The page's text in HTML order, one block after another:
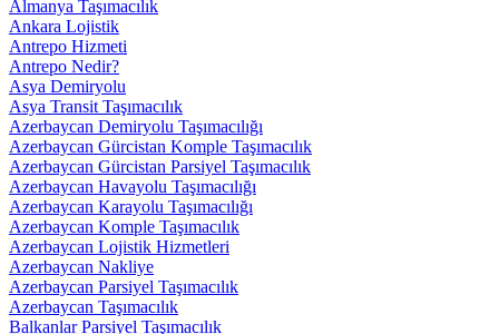
Almanya Taşımacılık
Ankara Lojistik
Antrepo Hizmeti
Antrepo Nedir?
Asya Demiryolu
Asya Transit Taşımacılık
Azerbaycan Demiryolu Taşımacılığı
Azerbaycan Gürcistan Komple Taşımacılık
Azerbaycan Gürcistan Parsiyel Taşımacılık
Azerbaycan Havayolu Taşımacılığı
Azerbaycan Karayolu Taşımacılığı
Azerbaycan Komple Taşımacılık
Azerbaycan Lojistik Hizmetleri
Azerbaycan Nakliye
Azerbaycan Parsiyel Taşımacılık
Azerbaycan Taşımacılık
Balkanlar Parsiyel Taşımacılık